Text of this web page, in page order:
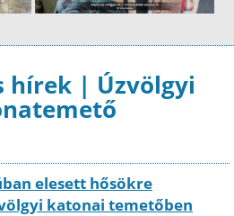
hírek | Úzvölgyi
elesett hősökre
katonai temetőben